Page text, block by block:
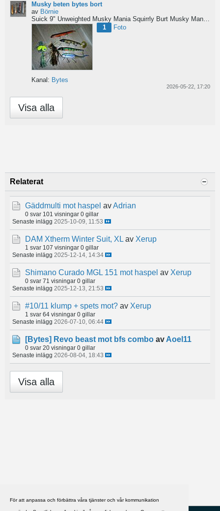
För att anpassa och förbättra våra tjänster och vår kommunikation
Musky beten bytes bort
av Börnie
Suick 9" Unweighted Musky Mania Squirrly Burt Musky Mania Burt
1
Foto
Kanal: Bytes
2026-05-22, 17:20
Visa alla
Relaterat
Gäddmulti mot haspel avAdrian
0 svar 101 visningar 0 gillar
Senaste inlägg 2025-10-09, 11:53
DAM Xtherm Winter Suit, XL av Xerup
1 svar 107 visningar 0 gillar
Senaste inlägg 2025-12-14, 14:34
Shimano Curado MGL 151 mot haspel av Xerup
0 svar 71 visningar 0 gillar
Senaste inlägg 2025-12-13, 21:53
#10/11 klump + spets mot? av Xerup
1 svar 64 visningar 0 gillar
Senaste inlägg 2026-07-10, 06:44
[Bytes] Revo beast mot bfs combo av Aoel11
0 svar 20 visningar 0 gillar
Senaste inlägg 2026-08-04, 18:43
Visa alla